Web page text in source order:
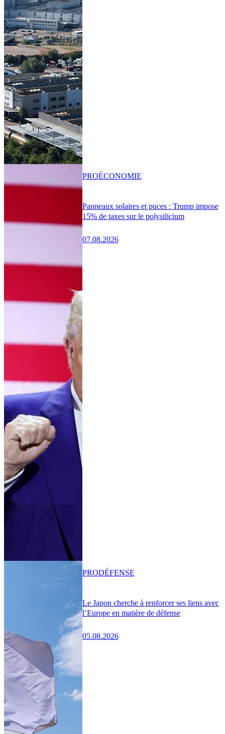
Panneaux solaires et puces : Trump impose
15% de taxes sur le polysilicium
07.08.2026
PROÉCONOMIE
Le Japon cherche à renforcer ses liens avec
l’Europe en matière de défense
05.08.2026
PRODÉFENSE